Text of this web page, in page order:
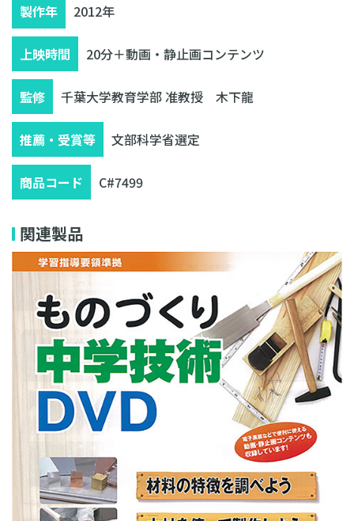
製作年 2012年
上映時間 20分＋動画・静止画コンテンツ
監修 千葉大学教育学部 准教授 木下龍
推薦・受賞等 文部科学省選定
商品コード C#7499
関連製品